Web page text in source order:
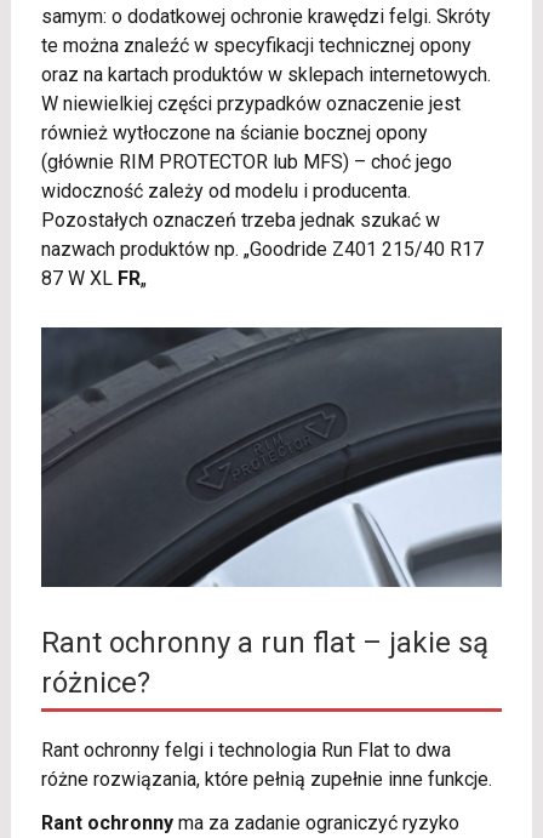
samym: o dodatkowej ochronie krawędzi felgi. Skróty
te można znaleźć w specyfikacji technicznej opony
oraz na kartach produktów w sklepach internetowych.
W niewielkiej części przypadków oznaczenie jest
również wytłoczone na ścianie bocznej opony
(głównie RIM PROTECTOR lub MFS) – choć jego
widoczność zależy od modelu i producenta.
Pozostałych oznaczeń trzeba jednak szukać w
nazwach produktów np. „Goodride Z401 215/40 R17
87 W XL FR„
Rant ochronny a run flat – jakie są
różnice?
Rant ochronny felgi i technologia Run Flat to dwa
różne rozwiązania, które pełnią zupełnie inne funkcje.
Rant ochronnyma za zadanie ograniczyć ryzyko